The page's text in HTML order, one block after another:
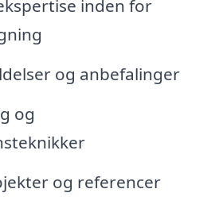
inden for
og anbefalinger
og
og referencer